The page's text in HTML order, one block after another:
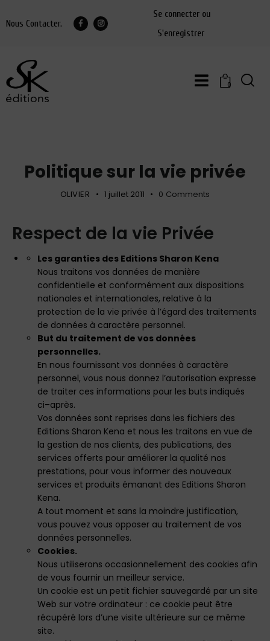
Nous Contacter.
Se connecter ou
S'enregistrer
0
Politique sur la vie privée
OLIVIER 1 juillet 2011 0 Comments
Respect de la vie Privée
Les garanties des Editions Sharon Kena
Nous traitons vos données de manière
confidentielle et conformément aux dispositions
nationales et internationales, relative à la
protection de la vie privée à l’égard des traitements
de données à caractère personnel.
But du traitement de vos données
personnelles.
En nous fournissant vos données à caractère
personnel, vous nous donnez l’autorisation expresse
de traiter ces informations pour les buts indiqués
ci–après.
Vos données sont reprises dans les fichiers des
Editions Sharon Kena et nous les traitons en vue de
la gestion de nos clients, des publications, des
services offerts pour améliorer la qualité nos
prestations, pour vous informer des nouveaux
services et produits émanant des Editions Sharon
Kena.
A tout moment et sans la moindre justification,
vous pouvez vous opposer au traitement de vos
données personnelles.
Cookies.
Nous utiliserons occasionnellement des cookies afin
de vous fournir un meilleur service.
Un cookie est un petit fichier sauvegardé par un site
Web sur votre ordinateur : ce cookie peut être
récupéré lors d’une visite ultérieure sur ce même
site.